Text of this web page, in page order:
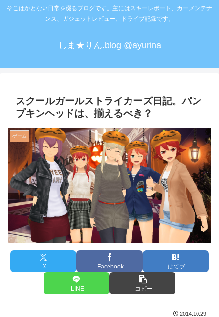
そこはかとない日常を綴るブログです。主にはスキーレポート、カーメンテナ
ンス、ガジェットレビュー、ドライブ記録です。
しま★りん.blog @ayurina
スクールガールストライカーズ日記。パン
プキンヘッドは、揃えるべき？
ゲーム
X Facebook はてブ
LINE コピー
2014.10.29